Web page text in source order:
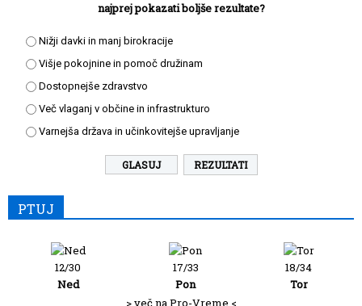
najprej pokazati boljše rezultate?
Nižji davki in manj birokracije
Višje pokojnine in pomoč družinam
Dostopnejše zdravstvo
Več vlaganj v občine in infrastrukturo
Varnejša država in učinkovitejše upravljanje
REZULTATI
PTUJ
12/30
Ned
17/33
Pon
18/34
Tor
> več na Pro-Vreme <